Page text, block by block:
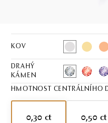
KOV
DRAHÝ
KÁMEN
HMOTNOST CENTRÁLNÍHO
0,30 ct 0,50 ct